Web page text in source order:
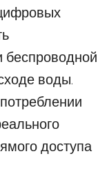
беспроводной
воды.
доступа